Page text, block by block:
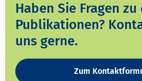
Haben Sie Fragen zu
Publikationen?
uns gerne.
Zum